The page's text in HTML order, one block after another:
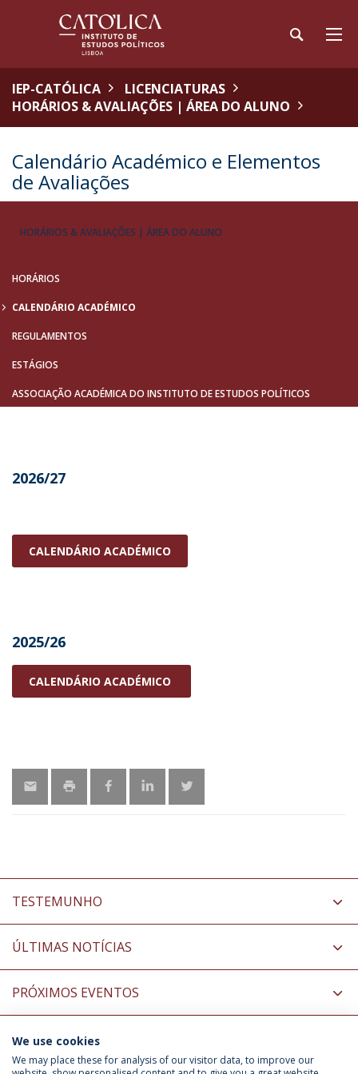
IEP-CATÓLICA
LICENCIATURAS
HORÁRIOS & AVALIAÇÕES | ÁREA DO ALUNO
Calendário Académico e Elementos
de Avaliações
HORÁRIOS & AVALIAÇÕES | ÁREA DO ALUNO
HORÁRIOS
CALENDÁRIO ACADÉMICO
REGULAMENTOS
ESTÁGIOS
ASSOCIAÇÃO ACADÉMICA DO INSTITUTO DE ESTUDOS POLÍTICOS
2026/27
CALENDÁRIO ACADÉMICO
2025/26
CALENDÁRIO ACADÉMICO
TESTEMUNHO
ÚLTIMAS NOTÍCIAS
PRÓXIMOS EVENTOS
INFORMAÇÃO PARA
We use cookies
We may place these for analysis of our visitor data, to improve our